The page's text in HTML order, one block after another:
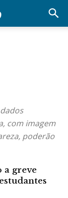
com imagem
poderão
a greve